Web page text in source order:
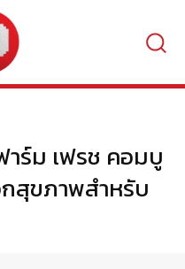
าร์ม เฟรช คอมบู
กสุขภาพสำหรับ